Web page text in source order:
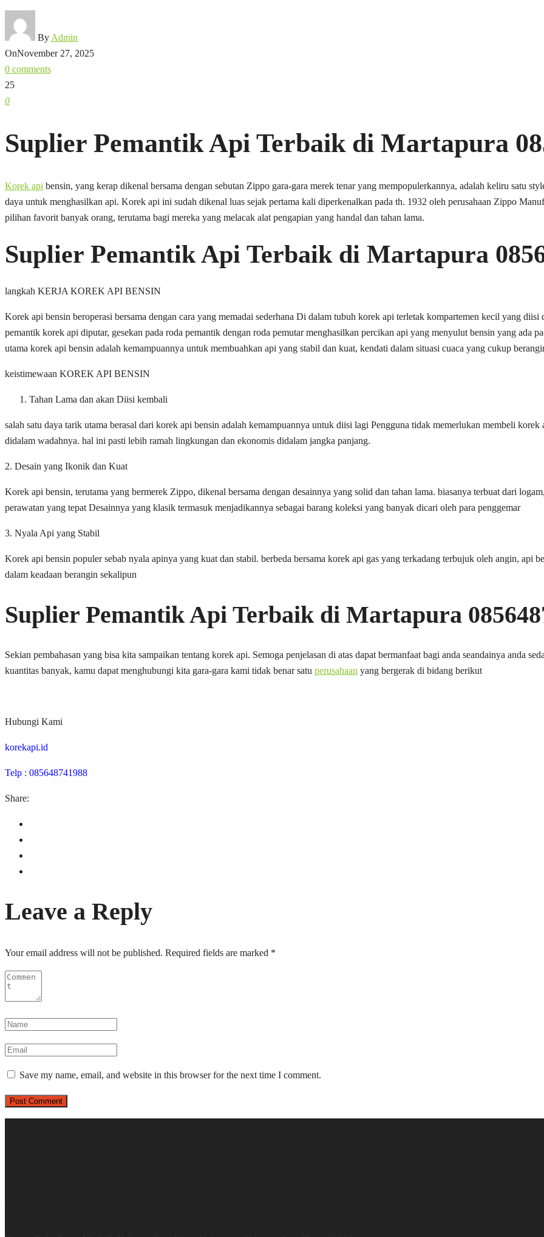
By Admin
OnNovember 27, 2025
0 comments
25
0
Suplier Pemantik Api Terbaik di Martapura
Korek api bensin, yang kerap dikenal bersama dengan sebutan Zippo gara-gara merek tenar yang mempopulerkannya, adalah keliru satu
daya untuk menghasilkan api. Korek api ini sudah dikenal luas sejak pertama kali diperkenalkan pada th. 1932 oleh perusahaan Zippo
pilihan favorit banyak orang, terutama bagi mereka yang melacak alat pengapian yang handal dan tahan lama.
Suplier Pemantik Api Terbaik di Martapura
langkah KERJA KOREK API BENSIN
Korek api bensin beroperasi bersama dengan cara yang memadai sederhana Di dalam tubuh korek api terletak kompartemen kecil yang diisi
pemantik korek api diputar, gesekan pada roda pemantik dengan roda pemutar menghasilkan percikan api yang menyulut bensin yang ada
utama korek api bensin adalah kemampuannya untuk membuahkan api yang stabil dan kuat, kendati dalam situasi cuaca yang cukup
keistimewaan KOREK API BENSIN
Tahan Lama dan akan Diisi kembali
salah satu daya tarik utama berasal dari korek api bensin adalah kemampuannya untuk diisi lagi Pengguna tidak memerlukan membeli
didalam wadahnya. hal ini pasti lebih ramah lingkungan dan ekonomis didalam jangka panjang.
2. Desain yang Ikonik dan Kuat
Korek api bensin, terutama yang bermerek Zippo, dikenal bersama dengan desainnya yang solid dan tahan lama. biasanya terbuat dari
perawatan yang tepat Desainnya yang klasik termasuk menjadikannya sebagai barang koleksi yang banyak dicari oleh para penggemar
3. Nyala Api yang Stabil
Korek api bensin populer sebab nyala apinya yang kuat dan stabil. berbeda bersama korek api gas yang terkadang terbujuk oleh angin, api
dalam keadaan berangin sekalipun
Suplier Pemantik Api Terbaik di Martapura
Sekian pembahasan yang bisa kita sampaikan tentang korek api. Semoga penjelasan di atas dapat bermanfaat bagi anda seandainya anda
kuantitas banyak, kamu dapat menghubungi kita gara-gara kami tidak benar satu perusahaan yang bergerak di bidang berikut
Hubungi Kami
korekapi.id
Telp : 085648741988
Share:
Leave a Reply
Your email address will not be published. Required fields are marked *
Save my name, email, and website in this browser for the next time I comment.